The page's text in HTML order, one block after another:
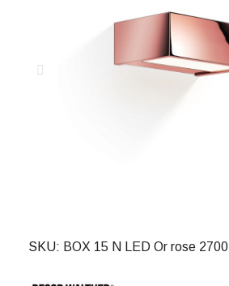
SKU BOX 15 N LED Or rose 2700